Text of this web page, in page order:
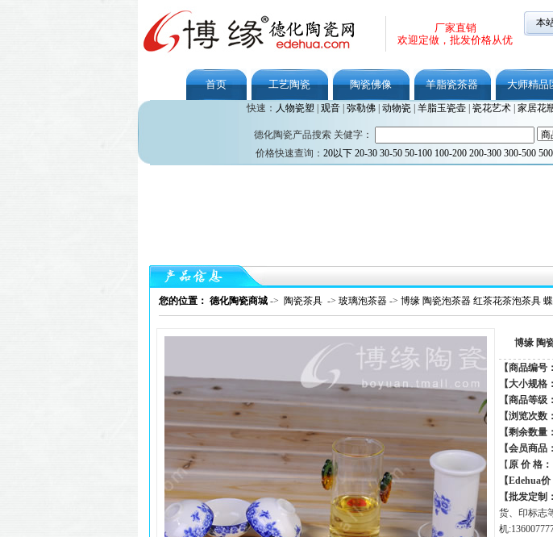
厂家直销
欢迎定做，批发价格从优
本
首页 工艺陶瓷 陶瓷佛像 羊脂瓷茶器 大师精品
快速： 人物瓷塑 观音| 弥勒佛| 动物瓷| 羊脂玉瓷壶| 瓷花艺术| 家居花
德化陶瓷产品搜索 关健字：
价格快速查询： 20以下 20-30 30-50 50-100 100-200 200-300 300-500
您的位置： 德化陶瓷商城 -> 陶瓷茶具 -> 玻璃泡茶器 -> 博缘 陶瓷泡茶器 红茶花茶泡茶具
博缘 陶
【商品编号
【大小规格
【商品等级
【浏览次数
【剩余数量
【会员商品：
【 原 价 格：
【Edehua价
【批发定制：
货、印标志
机